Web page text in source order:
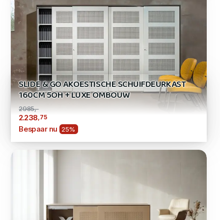
SLIDE & GO AKOESTISCHE SCHUIFDEURKAST
160CM 5OH + LUXE OMBOUW
2985,-
2.238 ,75
Bespaar nu 25%